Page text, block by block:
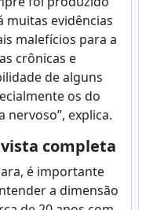
muitas evidências
malefícios para a
crônicas e
de alguns
os do
nervoso”, explica.
completa
é importante
a dimensão